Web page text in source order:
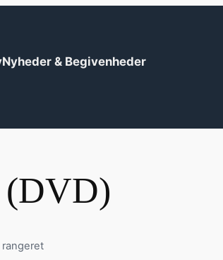
Nyheder & Begivenheder
rangeret